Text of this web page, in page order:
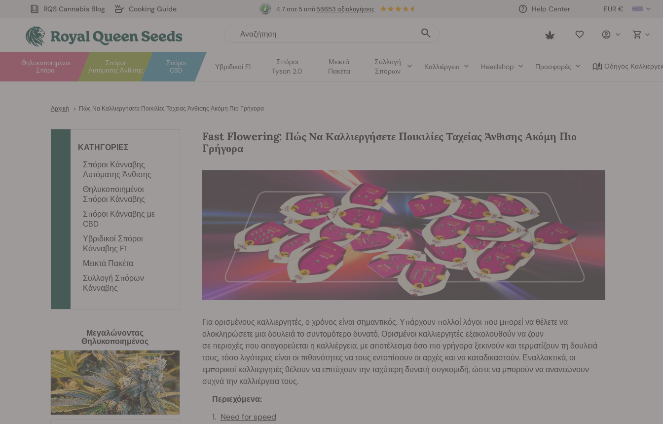
RQS Cannabis Blog Cooking Guide EUR €
Help Center
Saved
Σπόροι
Αυτόματης Άνθισης
Θηλυκοποιημένοι
Σπόροι
Σπόροι
CBD
Υβριδικοί F1
Σπόροι
Tyson 2.0
Μεικτά
Πακέτα
Συλλογή
Σπόρων
Καλλιέργεια Headshop Προσφορές Οδηγός
4.7 στα 5 από58653 αξιολογήσεις
Αρχική > Πώς Να Καλλιεργήσετε Ποικιλίες Ταχείας Άνθισης Ακόμη Πιο Γρήγορα
Fast Flowering: Πώς Να Καλλιεργήσετε Ποικιλίες Ταχείας Άνθισης Ακόμη Πιο
Γρήγορα
Για ορισμένους καλλιεργητές, ο χρόνος είναι σημαντικός. Υπάρχουν πολλοί λόγοι που μπορεί να θέλετε να
ολοκληρώσετε μια δουλειά το συντομότερο δυνατό. Ορισμένοι καλλιεργητές εξακολουθούν να ζουν
σε περιοχές που απαγορεύεται η καλλιέργεια, με αποτέλεσμα όσο πιο γρήγορα ξεκινούν και τερματίζουν τη δουλειά
τους, τόσο λιγότερες είναι οι πιθανότητες να τους εντοπίσουν οι αρχές και να καταδικαστούν. Εναλλακτικά, οι
εμπορικοί καλλιεργητές θέλουν να επιτύχουν την ταχύτερη δυνατή συγκομιδή, ώστε να μπορούν να ανανεώνουν
συχνά την καλλιέργεια τους.
Περιεχόμενα:
Need for speed
ΚΑΤΗΓΟΡΙΕΣ
Σπόροι Κάνναβης
Αυτόματης Άνθισης
Θηλυκοποιημένοι
Σπόροι Κάνναβης
Σπόροι Κάνναβης με
CBD
Υβριδικοί Σπόροι
Κάνναβης F1
Μεικτά Πακέτα
Συλλογή Σπόρων
Κάνναβης
Μεγαλώνοντας
Θηλυκοποιημένος